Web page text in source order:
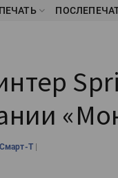
ПЕЧАТЬ
Смарт-Т |